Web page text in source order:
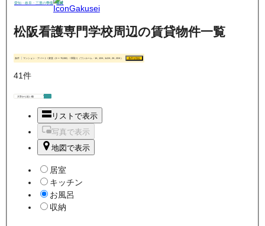
愛知・岐阜・三重の学生 賃貸
松阪看護専門学校周辺の賃貸物件一覧
条件 マンション・アパート / 家賃（0 〜 70,000） / 間取り（ワンルーム・1K, 1DK, 1LDK, 2K, 2DK） 条件を指定
41件
リストで表示
写真で表示
地図で表示
居室
キッチン
お風呂
収納